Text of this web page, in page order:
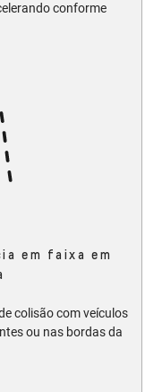
conforme
em faixa em
colisão com veículos
ou nas bordas da